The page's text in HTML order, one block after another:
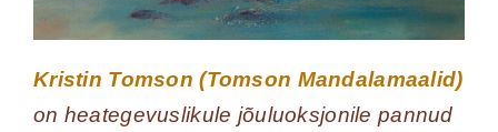
Kristin Tomson (Tomson Mandalamaalid)
on heategevuslikule jõuluoksjonile pannud